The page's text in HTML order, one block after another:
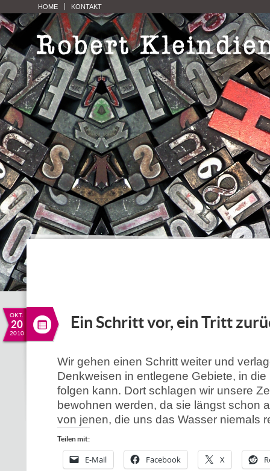
HOME KONTAKT
OKT.
20
2010
Ein Schritt vor, ein Tritt
Wir gehen einen Schritt weiter und
Denkweisen in entlegene Gebiete, in
folgen kann. Dort schlagen wir unsere
bewohnen werden, da sie längst schon
von jenen, die uns das Wasser niemals
Teilen mit:
E-Mail Facebook X